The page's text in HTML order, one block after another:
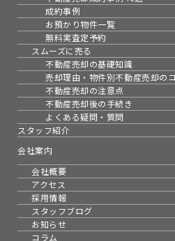
成約事例
お預かり物件一覧
無料実査定予約
スムーズに売る
不動産売却の基礎知識
売却理由・物件別不動産売却の
不動産売却の注意点
不動産売却後の手続き
よくある疑問・質問
スタッフ紹介
会社案内
会社概要
アクセス
採用情報
スタッフブログ
お知らせ
コラム